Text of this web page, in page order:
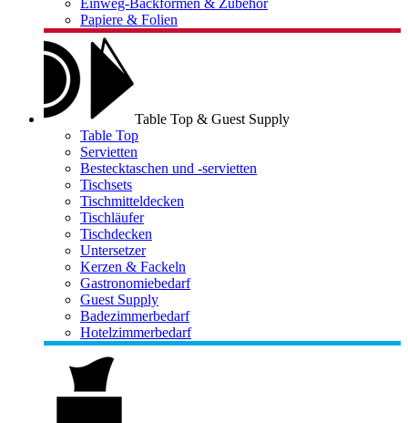
Einweg-Backformen & Zubehör
Papiere & Folien
Table Top & Guest Supply
Table Top
Servietten
Bestecktaschen und -servietten
Tischsets
Tischmitteldecken
Tischläufer
Tischdecken
Untersetzer
Kerzen & Fackeln
Gastronomiebedarf
Guest Supply
Badezimmerbedarf
Hotelzimmerbedarf